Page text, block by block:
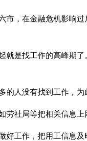
，在金融危机影响
是找工作的高峰期
的人没有找到工作，为
社局等把相关信息上
工作，把用工信息